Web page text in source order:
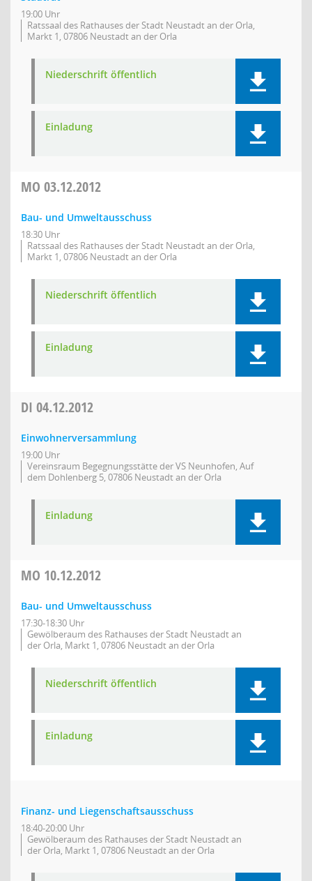
19:00 Uhr
Ratssaal des Rathauses der Stadt Neustadt an der Orla,
Markt 1, 07806 Neustadt an der Orla
Niederschrift öffentlich
Einladung
MO 03.12.2012
Bau- und Umweltausschuss
18:30 Uhr
Ratssaal des Rathauses der Stadt Neustadt an der Orla,
Markt 1, 07806 Neustadt an der Orla
Niederschrift öffentlich
Einladung
DI 04.12.2012
Einwohnerversammlung
19:00 Uhr
Vereinsraum Begegnungsstätte der VS Neunhofen, Auf
dem Dohlenberg 5, 07806 Neustadt an der Orla
Einladung
MO 10.12.2012
Bau- und Umweltausschuss
17:30-18:30 Uhr
Gewölberaum des Rathauses der Stadt Neustadt an
der Orla, Markt 1, 07806 Neustadt an der Orla
Niederschrift öffentlich
Einladung
Finanz- und Liegenschaftsausschuss
18:40-20:00 Uhr
Gewölberaum des Rathauses der Stadt Neustadt an
der Orla, Markt 1, 07806 Neustadt an der Orla